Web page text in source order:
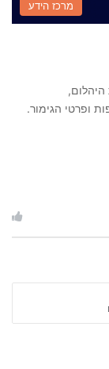
מרכז הידע
היהלום,
ופרטי הגימור.